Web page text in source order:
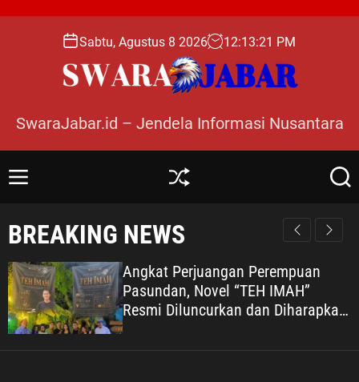
o
Sabtu, Agustus 8 2026 12:13:22 PM
SwaraJabar.id – Jendela Informasi Nusantara
M
u
S
ff
e
S
r
BREAKING NEWS
Angkat Perjuangan Perempuan
Pasundan, Novel “TEH IMAH”
Resmi Diluncurkan dan Diharapkan
Tembus Layar Lebar